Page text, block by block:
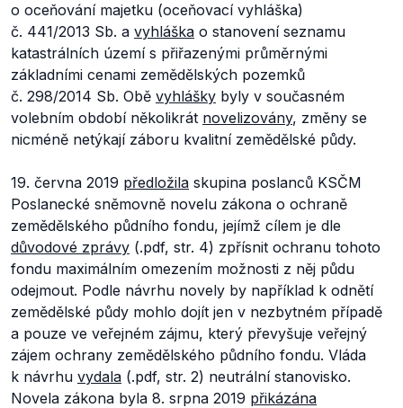
o oceňování majetku (oceňovací vyhláška)
č. 441/2013 Sb. a vyhláška o stanovení seznamu
katastrálních území s přiřazenými průměrnými
základními cenami zemědělských pozemků
č. 298/2014 Sb. Obě vyhlášky byly v současném
volebním období několikrát novelizovány, změny se
nicméně netýkají záboru kvalitní zemědělské půdy.
19. června 2019 předložila skupina poslanců KSČM
Poslanecké sněmovně novelu zákona o ochraně
zemědělského půdního fondu, jejímž cílem je dle
důvodové zprávy (.pdf, str. 4) zpřísnit ochranu tohoto
fondu maximálním omezením možnosti z něj půdu
odejmout. Podle návrhu novely by například k odnětí
zemědělské půdy mohlo dojít jen v nezbytném případě
a pouze ve veřejném zájmu, který převyšuje veřejný
zájem ochrany zemědělského půdního fondu. Vláda
k návrhu vydala (.pdf, str. 2) neutrální stanovisko.
Novela zákona byla 8. srpna 2019 přikázána